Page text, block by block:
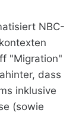
NBC-
"Migration"
dass
inklusive
(sowie